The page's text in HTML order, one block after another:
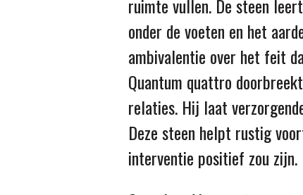
ruimte vullen. De steen
onder de voeten en het
ambivalentie over het feit
Quantum quattro
relaties. Hij laat
Deze steen helpt rustig
interventie positief zou zijn.